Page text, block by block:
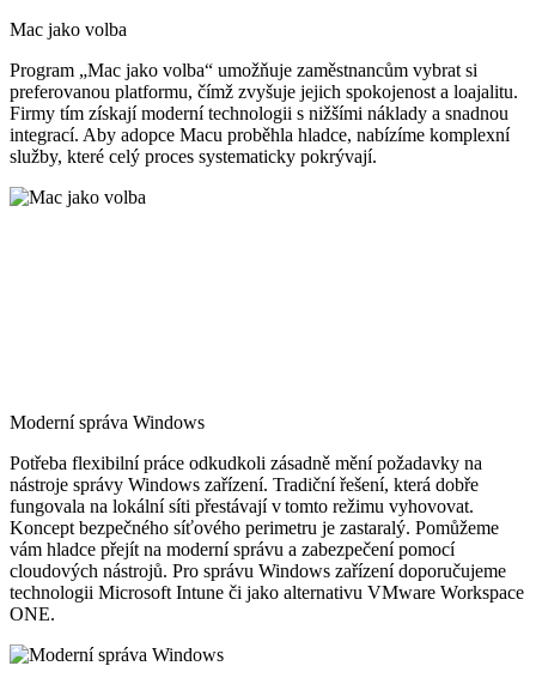
Mac jako volba
Program „Mac jako volba“ umožňuje zaměstnancům vybrat si
preferovanou platformu, čímž zvyšuje jejich spokojenost a loajalitu.
Firmy tím získají moderní technologii s nižšími náklady a snadnou
integrací. Aby adopce Macu proběhla hladce, nabízíme komplexní
služby, které celý proces systematicky pokrývají.
Moderní správa Windows
Potřeba flexibilní práce odkudkoli zásadně mění požadavky na
nástroje správy Windows zařízení. Tradiční řešení, která dobře
fungovala na lokální síti přestávají v tomto režimu vyhovovat.
Koncept bezpečného síťového perimetru je zastaralý. Pomůžeme
vám hladce přejít na moderní správu a zabezpečení pomocí
cloudových nástrojů. Pro správu Windows zařízení doporučujeme
technologii Microsoft Intune či jako alternativu VMware Workspace
ONE.